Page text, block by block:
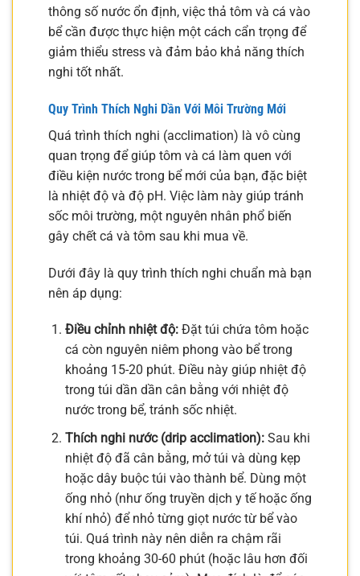
thông số nước ổn định, việc thả tôm và cá vào
bể cần được thực hiện một cách cẩn trọng để
giảm thiểu stress và đảm bảo khả năng thích
nghi tốt nhất.
Quy Trình Thích Nghi Dần Với Môi Trường Mới
Quá trình thích nghi (acclimation) là vô cùng
quan trọng để giúp tôm và cá làm quen với
điều kiện nước trong bể mới của bạn, đặc biệt
là nhiệt độ và độ pH. Việc làm này giúp tránh
sốc môi trường, một nguyên nhân phổ biến
gây chết cá và tôm sau khi mua về.
Dưới đây là quy trình thích nghi chuẩn mà bạn
nên áp dụng:
Điều chỉnh nhiệt độ:Đặt túi chứa tôm hoặc
cá còn nguyên niêm phong vào bể trong
khoảng 15-20 phút. Điều này giúp nhiệt độ
trong túi dần dần cân bằng với nhiệt độ
nước trong bể, tránh sốc nhiệt.
Thích nghi nước (drip acclimation):Sau khi
nhiệt độ đã cân bằng, mở túi và dùng kẹp
hoặc dây buộc túi vào thành bể. Dùng một
ống nhỏ (như ống truyền dịch y tế hoặc ống
khí nhỏ) để nhỏ từng giọt nước từ bể vào
túi. Quá trình này nên diễn ra chậm rãi
trong khoảng 30-60 phút (hoặc lâu hơn đối